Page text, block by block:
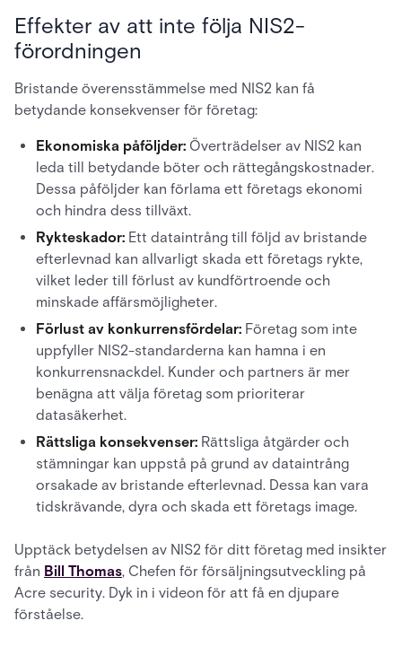
Effekter av att inte följa NIS2-
förordningen
Bristande överensstämmelse med NIS2 kan få
betydande konsekvenser för företag:
Ekonomiska påföljder: Överträdelser av NIS2 kan
leda till betydande böter och rättegångskostnader.
Dessa påföljder kan förlama ett företags ekonomi
och hindra dess tillväxt.
Rykteskador: Ett dataintrång till följd av bristande
efterlevnad kan allvarligt skada ett företags rykte,
vilket leder till förlust av kundförtroende och
minskade affärsmöjligheter.
Förlust av konkurrensfördelar: Företag som inte
uppfyller NIS2-standarderna kan hamna i en
konkurrensnackdel. Kunder och partners är mer
benägna att välja företag som prioriterar
datasäkerhet.
Rättsliga konsekvenser: Rättsliga åtgärder och
stämningar kan uppstå på grund av dataintrång
orsakade av bristande efterlevnad. Dessa kan vara
tidskrävande, dyra och skada ett företags image.
Upptäck betydelsen av NIS2 för ditt företag med insikter
från Bill Thomas, Chefen för försäljningsutveckling på
Acre security. Dyk in i videon för att få en djupare
förståelse.